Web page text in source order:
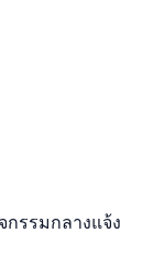
รรมกลางแจ้ง